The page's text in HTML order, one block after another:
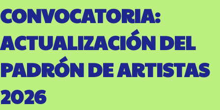
CONVOCATORIA:
ACTUALIZACIÓN DEL
PADRÓN DE ARTISTAS
2026